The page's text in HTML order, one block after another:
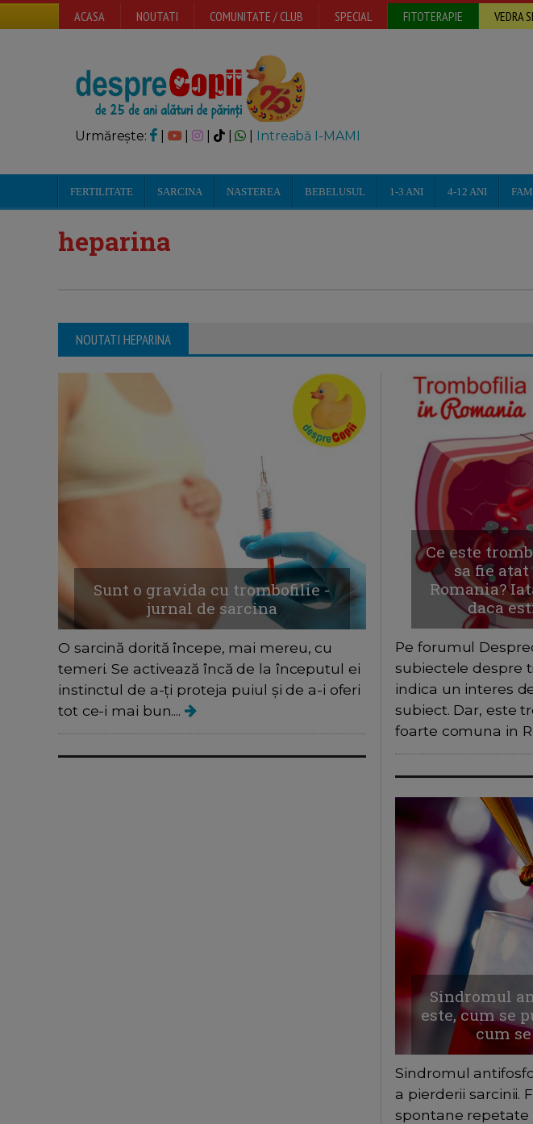
ACASA NOUTATI COMUNITATE / CLUB SPECIAL FITOTERAPIE VEDRA
Urmărește: | | Intreabă I-MAMI
FERTILITATE SARCINA NASTEREA BEBELUSUL 1-3 ANI 4-12 ANI
heparina
NOUTATI HEPARINA
Sunt o gravida cu trombofilie -
jurnal de sarcina
O sarcină dorită începe, mai mereu, cu
temeri. Se activează încă de la începutul ei
instinctul de a-ți proteja puiul și de a-i oferi
tot ce-i mai bun....
Ce este
sa fie
Romania?
daca
Pe forumul
subiectele despre
indica un interes
subiect. Dar, este
foarte comuna in
Sindromul
este, cum se
cum
Sindromul
a pierderii sarcinii.
spontane